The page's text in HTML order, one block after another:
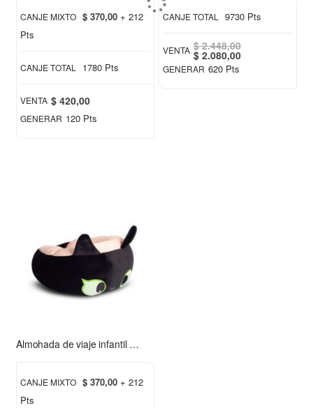
CANJE MIXTO $ 370,00 + 212
Pts
CANJE TOTAL 1780 Pts
VENTA $ 420,00
GENERAR 120 Pts
CANJE TOTAL 9730 Pts
VENTA $ 2.448,00
Special
Price
$ 2.080,00
GENERAR 620 Pts
Almohada de viaje infantil Chimuelo rosa
CANJE MIXTO $ 370,00 + 212
Pts